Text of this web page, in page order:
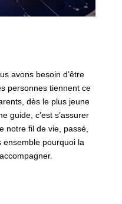
avons besoin d’être
personnes tiennent ce
dès le plus jeune
guide, c’est s’assurer
notre fil de vie, passé,
ensemble pourquoi la